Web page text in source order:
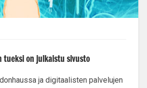
tueksi on julkaistu sivusto
ja digitaalisten palvelujen